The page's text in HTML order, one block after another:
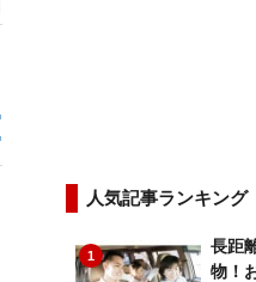
人気記事ランキング
1
長距
物！